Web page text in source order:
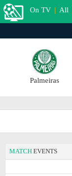
On TV | All
Palmeiras
MATCH EVENTS